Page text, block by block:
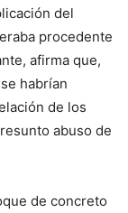
del
procedente
afirma que,
habrían
de los
abuso de
de concreto